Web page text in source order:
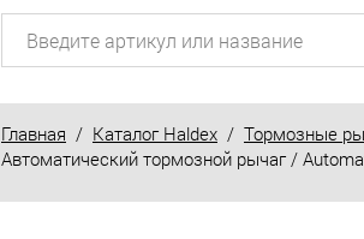
Главная / Каталог Haldex / Тормозные
Автоматический тормозной рычаг /